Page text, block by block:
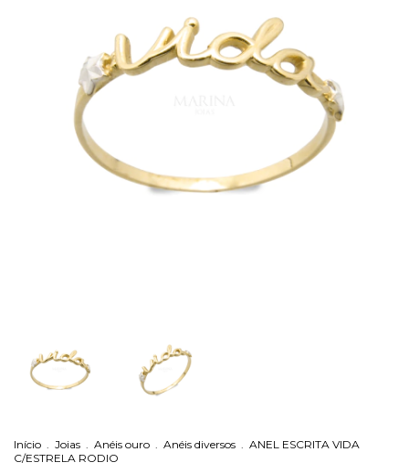
Início . Joias . Anéis ouro . Anéis diversos . ANEL ESCRITA VIDA
C/ESTRELA RODIO